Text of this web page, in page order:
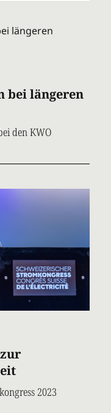
bei längeren
den KWO
2023